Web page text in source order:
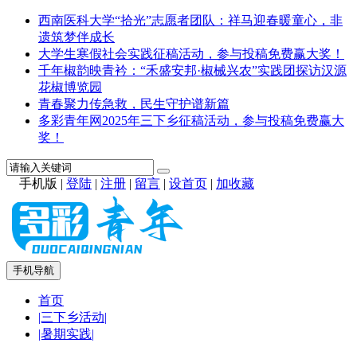
西南医科大学“拾光”志愿者团队：祥马迎春暖童心，非
遗筑梦伴成长
大学生寒假社会实践征稿活动，参与投稿免费赢大奖！
千年椒韵映青衿：“禾盛安邦·椒械兴农”实践团探访汉源
花椒博览园
青春聚力传急救，民生守护谱新篇
多彩青年网2025年三下乡征稿活动，参与投稿免费赢大
奖！
手机版 | 登陆 | 注册 | 留言 | 设首页 | 加收藏
手机导航
首页
|三下乡活动|
|暑期实践|